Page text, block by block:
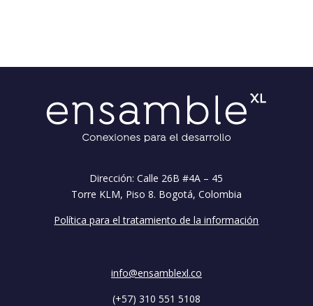
Dirección: Calle 26B #4A – 45
Torre KLM, Piso 8. Bogotá, Colombia
Política para el tratamiento de la información
info@ensamblexl.co
(+57) 310 551 5108